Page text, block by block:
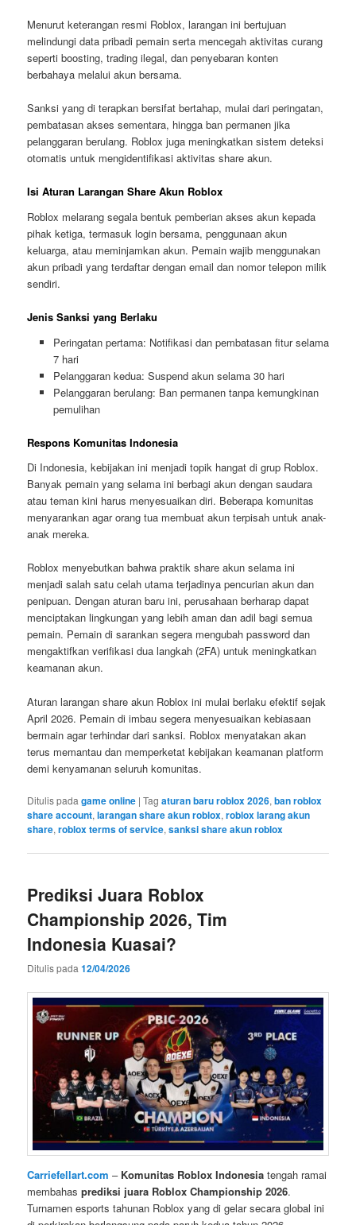
Menurut keterangan resmi Roblox, larangan ini bertujuan
melindungi data pribadi pemain serta mencegah aktivitas curang
seperti boosting, trading ilegal, dan penyebaran konten
berbahaya melalui akun bersama.
Sanksi yang di terapkan bersifat bertahap, mulai dari peringatan,
pembatasan akses sementara, hingga ban permanen jika
pelanggaran berulang. Roblox juga meningkatkan sistem deteksi
otomatis untuk mengidentifikasi aktivitas share akun.
Isi Aturan Larangan Share Akun Roblox
Roblox melarang segala bentuk pemberian akses akun kepada
pihak ketiga, termasuk login bersama, penggunaan akun
keluarga, atau meminjamkan akun. Pemain wajib menggunakan
akun pribadi yang terdaftar dengan email dan nomor telepon milik
sendiri.
Jenis Sanksi yang Berlaku
Peringatan pertama: Notifikasi dan pembatasan fitur selama
7 hari
Pelanggaran kedua: Suspend akun selama 30 hari
Pelanggaran berulang: Ban permanen tanpa kemungkinan
pemulihan
Respons Komunitas Indonesia
Di Indonesia, kebijakan ini menjadi topik hangat di grup Roblox.
Banyak pemain yang selama ini berbagi akun dengan saudara
atau teman kini harus menyesuaikan diri. Beberapa komunitas
menyarankan agar orang tua membuat akun terpisah untuk anak-
anak mereka.
Roblox menyebutkan bahwa praktik share akun selama ini
menjadi salah satu celah utama terjadinya pencurian akun dan
penipuan. Dengan aturan baru ini, perusahaan berharap dapat
menciptakan lingkungan yang lebih aman dan adil bagi semua
pemain. Pemain di sarankan segera mengubah password dan
mengaktifkan verifikasi dua langkah (2FA) untuk meningkatkan
keamanan akun.
Aturan larangan share akun Roblox ini mulai berlaku efektif sejak
April 2026. Pemain di imbau segera menyesuaikan kebiasaan
bermain agar terhindar dari sanksi. Roblox menyatakan akan
terus memantau dan memperketat kebijakan keamanan platform
demi kenyamanan seluruh komunitas.
Ditulis pada game online |Tag aturan baru roblox 2026,ban roblox
share account,larangan share akun roblox,roblox larang akun
share,roblox terms of service,sanksi share akun roblox
Prediksi Juara Roblox
Championship 2026, Tim
Indonesia Kuasai?
Ditulis pada12/04/2026
Carriefellart.com – Komunitas Roblox Indonesia tengah ramai
membahasprediksi juara Roblox Championship 2026.
Turnamen esports tahunan Roblox yang di gelar secara global ini